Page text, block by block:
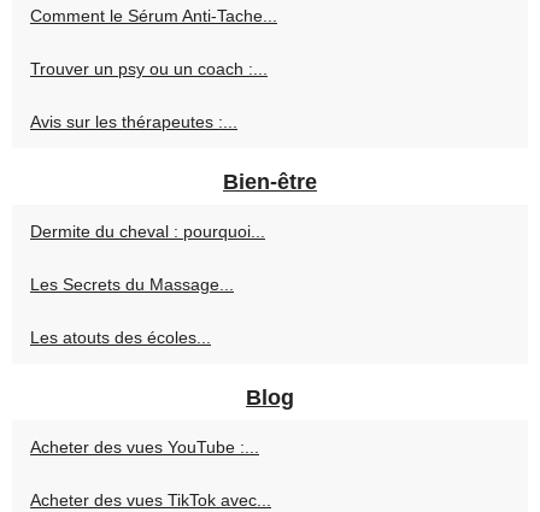
Comment le Sérum Anti-Tache...
Trouver un psy ou un coach :...
Avis sur les thérapeutes :...
Bien-être
Dermite du cheval : pourquoi...
Les Secrets du Massage...
Les atouts des écoles...
Blog
Acheter des vues YouTube :...
Acheter des vues TikTok avec...